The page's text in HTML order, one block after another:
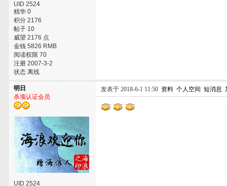
UID 2524
精华 0
积分 2176
帖子 10
威望 2176 点
金钱 5826 RMB
阅读权限 70
注册 2007-3-2
状态 离线
明日
杀项认证会员
UID 2524
发表于 2018-6-1 11:50 资料 个人空间 短消息